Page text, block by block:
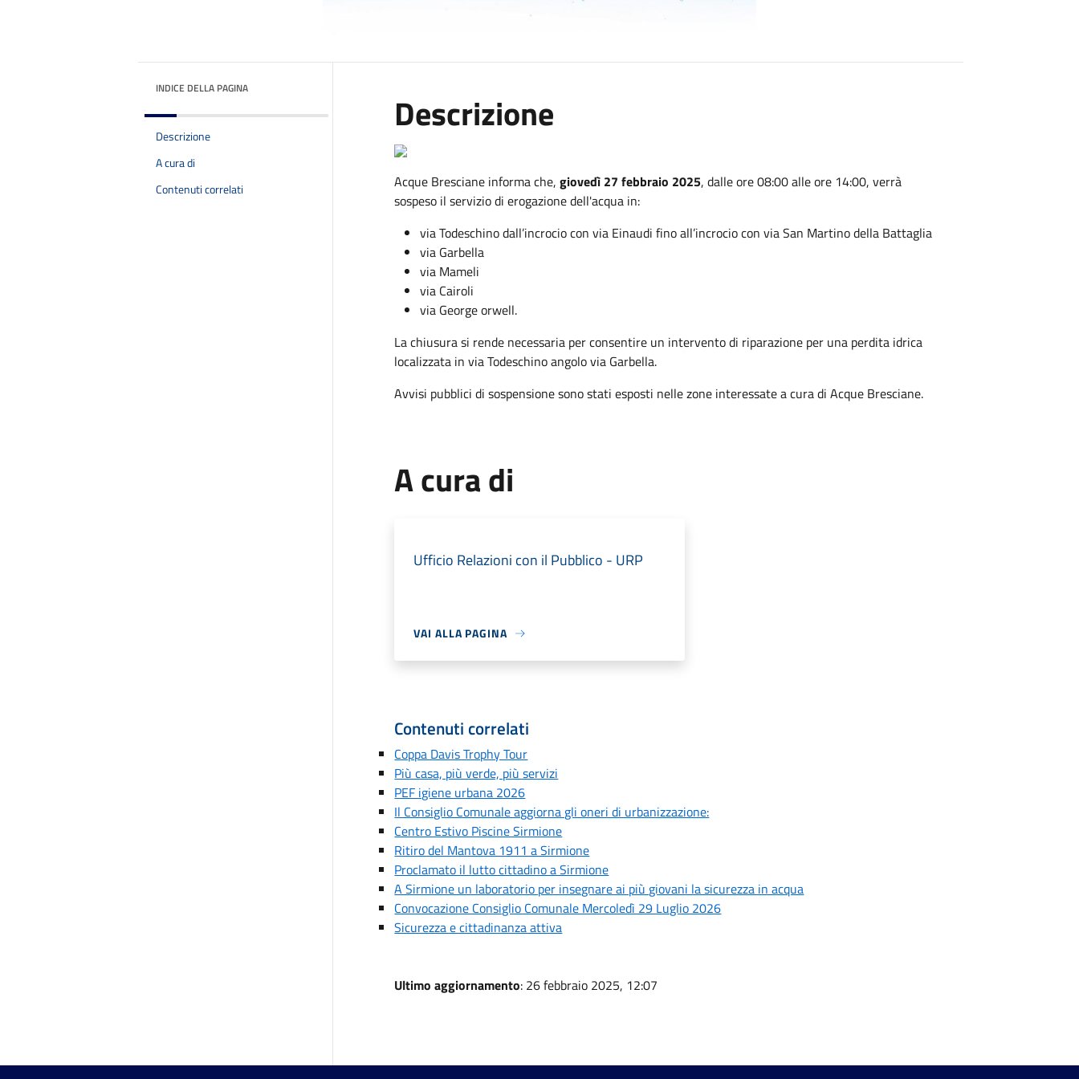
INDICE DELLA PAGINA
Descrizione
A cura di
Contenuti correlati
Descrizione
Acque Bresciane informa che,giovedì 27 febbraio 2025, dalle ore 08:00 alle ore 14:00, verrà
sospeso il servizio di erogazione dell'acqua in:
via Todeschino dall’incrocio con via Einaudi fino all’incrocio con via San Martino della Battaglia
via Garbella
via Mameli
via Cairoli
via George orwell.
La chiusura si rende necessaria per consentire un intervento di riparazione per una perdita idrica
localizzata in via Todeschino angolo via Garbella.
Avvisi pubblici di sospensione sono stati esposti nelle zone interessate a cura diAcque Bresciane.
A cura di
Ufficio Relazioni con il Pubblico - URP
VAI ALLA PAGINA
Contenuti correlati
Coppa Davis Trophy Tour
Più casa, più verde, più servizi
PEF igiene urbana 2026
Il Consiglio Comunale aggiorna gli oneri di urbanizzazione:
Centro Estivo Piscine Sirmione
Ritiro del Mantova 1911 a Sirmione
Proclamato il lutto cittadino a Sirmione
A Sirmione un laboratorio per insegnare ai più giovani la sicurezza in acqua
Convocazione Consiglio Comunale Mercoledì 29 Luglio 2026
Sicurezza e cittadinanza attiva
Ultimo aggiornamento: 26 febbraio 2025, 12:07